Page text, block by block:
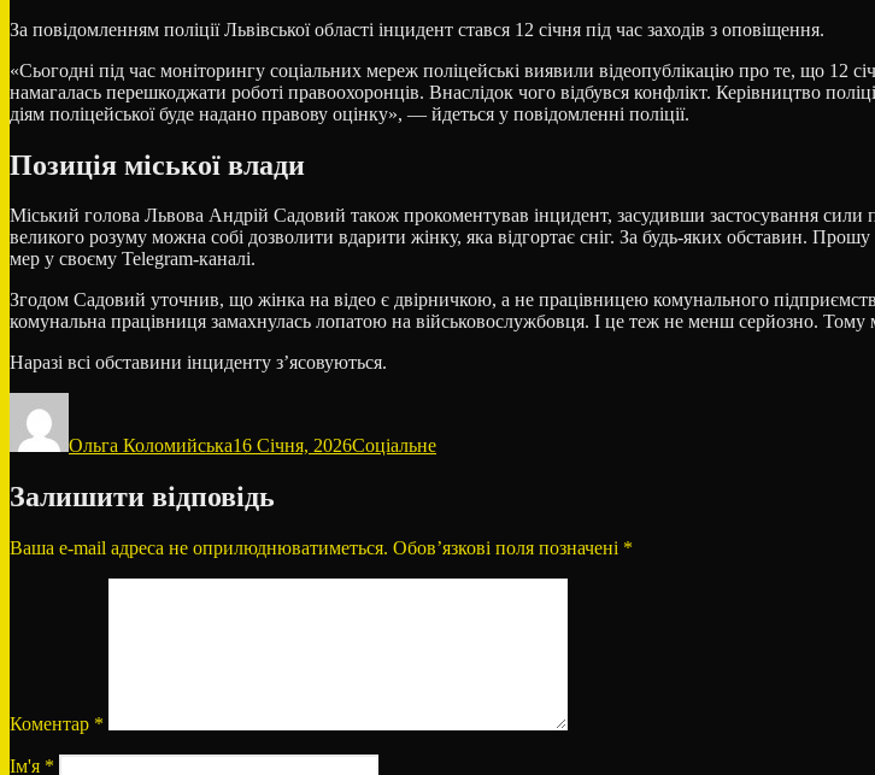
За повідомленням поліції Львівської області інцидент стався 12 січня під час заходів з оповіщення.
«Сьогодні під час моніторингу соціальних мереж поліцейські виявили відеопублікацію про те, що 12
намагалась перешкоджати роботі правоохоронців. Внаслідок чого відбувся конфлікт. Керівництво
діям поліцейської буде надано правову оцінку», — йдеться у повідомленні поліції.
Позиція міської влади
Міський голова Львова Андрій Садовий також прокоментував інцидент, засудивши застосування
великого розуму можна собі дозволити вдарити жінку, яка відгортає сніг. За будь-яких обставин.
мер у своєму Telegram-каналі.
Згодом Садовий уточнив, що жінка на відео є двірничкою, а не працівницею комунального
комунальна працівниця замахнулась лопатою на військовослужбовця. І це теж не менш серйозно.
Наразі всі обставини інциденту з’ясовуються.
Ольга Коломийська16 Січня, 2026Соціальне
Залишити відповідь
Ваша e-mail адреса не оприлюднюватиметься. Обов’язкові поля позначені *
Коментар *
Ім'я *